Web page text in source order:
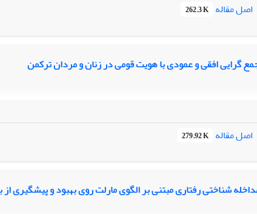
اصل مقاله 262.3 K
گرایی افقی و عمودی با هویت قومی در زنان و مردان ترکمن
اصل مقاله 279.92 K
شناختی رفتاری مبتنی بر الگوی مارلت روی بهبود و پیشگیری